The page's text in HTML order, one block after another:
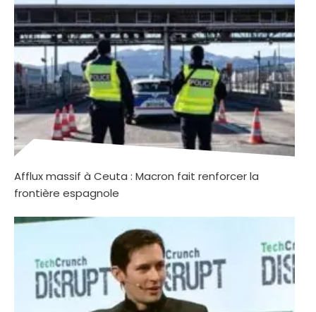
Afflux massif à Ceuta : Macron fait renforcer la
frontière espagnole